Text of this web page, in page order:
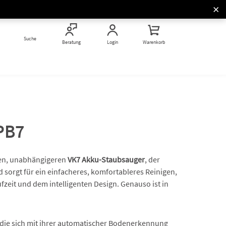
Suche Beratung Login Warenkorb
Vorwerk Stores
Vor Ort entdecken
Kochkurse & Messen
Vorwerk hautnah erleben
Studios
Messen rund um Thermomix®
und Kobold
unabhängigeren VK7 Akku-Staubsauger, der
sorgt für ein einfacheres, komfortableres Reinigen,
und dem intelligenten Design. Genauso ist in
sich mit ihrer automatischer Bodenerkennung